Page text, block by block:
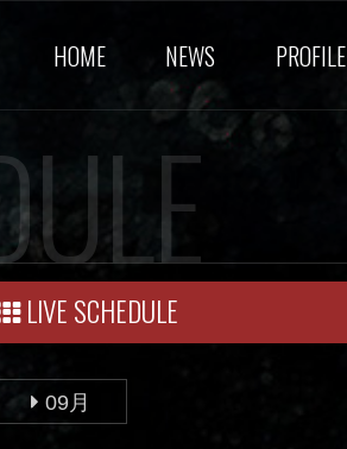
HOME NEWS PROFILE
LIVE SCHEDULE
09月